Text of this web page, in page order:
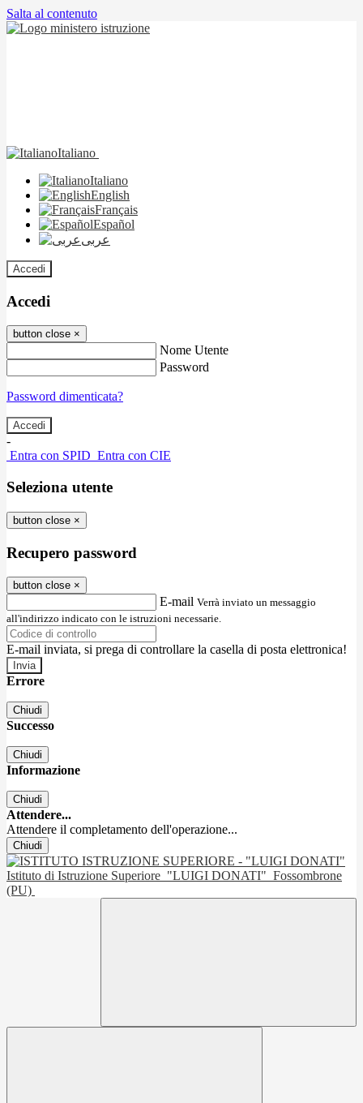
Salta al contenuto
Italiano
Italiano
English
Français
Español
عربى
Accedi
Accedi
button close ×
Nome Utente
Password
Password dimenticata?
-
Entra con SPID Entra con CIE
Seleziona utente
button close ×
Recupero password
button close ×
E-mail Verrà inviato un messaggio
all'indirizzo indicato con le istruzioni necessarie.
E-mail inviata, si prega di controllare la casella di posta elettronica!
Errore
Chiudi
Successo
Chiudi
Informazione
Chiudi
Attendere...
Attendere il completamento dell'operazione...
Chiudi
Istituto di Istruzione Superiore "LUIGI DONATI" Fossombrone
(PU)